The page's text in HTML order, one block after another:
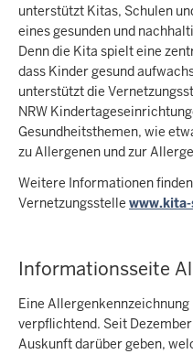
unterstützt Kitas, Schulen
eines gesunden und
Denn die Kita spielt eine
dass Kinder gesund
unterstützt die
NRW
Gesundheitsthemen, wie
zu Allergenen und zur
Weitere Informationen
Vernetzungsstelle
Informationsseite
Eine
verpflichtend. Seit
Auskunft darüber geben,